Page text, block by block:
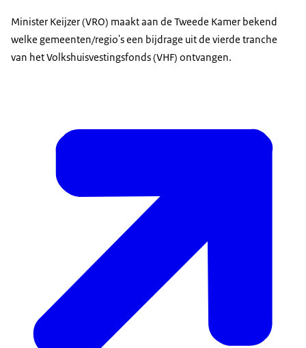
Minister Keijzer (VRO) maakt aan de Tweede Kamer bekend
welke gemeenten/regio's een bijdrage uit de vierde tranche
van het Volkshuisvestingsfonds (VHF) ontvangen.